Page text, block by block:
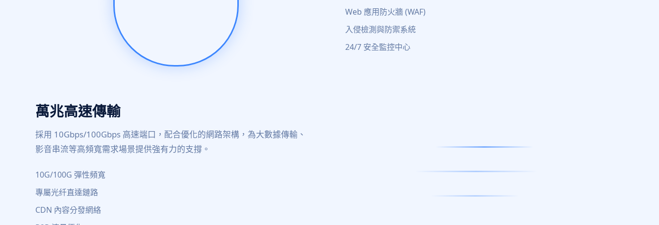
Web 應用防火牆 (WAF)
入侵檢測與防禦系統
24/7 安全監控中心
萬兆高速傳輸
採用 10Gbps/100Gbps 高速端口，配合優化的網路架構，為大數據傳輸、
影音串流等高頻寬需求場景提供強有力的支撐。
10G/100G 彈性頻寬
專屬光纤直達鏈路
CDN 內容分發網絡